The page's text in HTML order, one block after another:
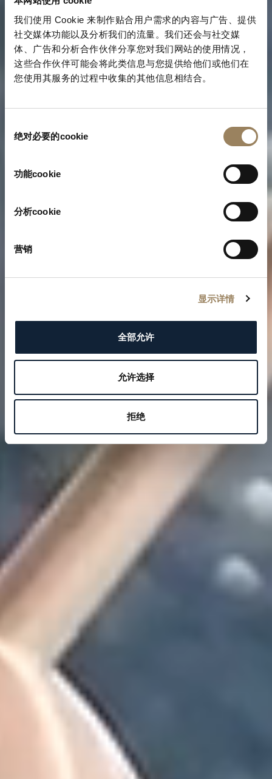
我们使用 Cookie 来制作贴合用户需求的内容与广告、提供
社交媒体功能以及分析我们的流量。我们还会与社交媒
体、广告和分析合作伙伴分享您对我们网站的使用情况，
这些合作伙伴可能会将此类信息与您提供给他们或他们在
您使用其服务的过程中收集的其他信息相结合。
绝对必要的cookie
功能cookie
分析cookie
营销
显示详情
全部允许
允许选择
拒绝